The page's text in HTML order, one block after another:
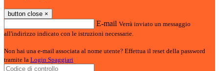
button close ×
E-mail Verrà inviato un messaggio
all'indirizzo indicato con le istruzioni necessarie.
Non hai una e-mail associata al nome utente? Effettua il reset della password
tramite la Login Spaggiari